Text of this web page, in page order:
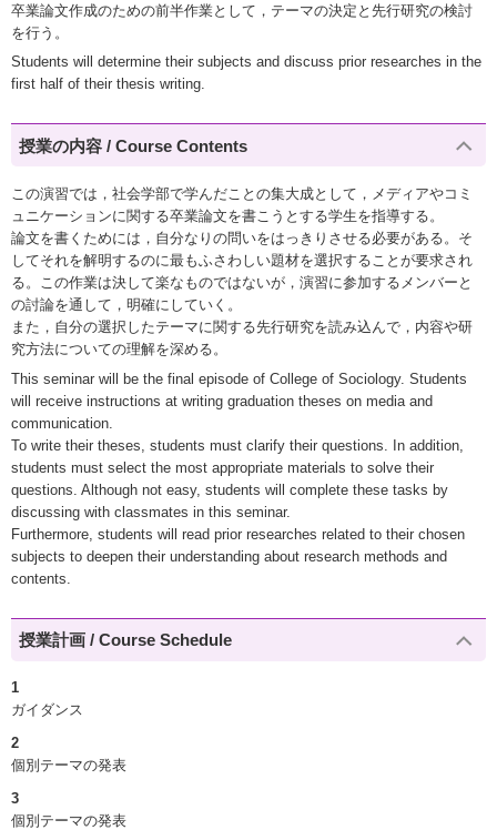
卒業論文作成のための前半作業として，テーマの決定と先行研究の検討
を行う。
Students will determine their subjects and discuss prior researches in the
first half of their thesis writing.
授業の内容 / Course Contents
この演習では，社会学部で学んだことの集大成として，メディアやコミ
ュニケーションに関する卒業論文を書こうとする学生を指導する。
論文を書くためには，自分なりの問いをはっきりさせる必要がある。そ
してそれを解明するのに最もふさわしい題材を選択することが要求され
る。この作業は決して楽なものではないが，演習に参加するメンバーと
の討論を通して，明確にしていく。
また，自分の選択したテーマに関する先行研究を読み込んで，内容や研
究方法についての理解を深める。
This seminar will be the final episode of College of Sociology. Students
will receive instructions at writing graduation theses on media and
communication.
To write their theses, students must clarify their questions. In addition,
students must select the most appropriate materials to solve their
questions. Although not easy, students will complete these tasks by
discussing with classmates in this seminar.
Furthermore, students will read prior researches related to their chosen
subjects to deepen their understanding about research methods and
contents.
授業計画 / Course Schedule
1
ガイダンス
2
個別テーマの発表
3
個別テーマの発表